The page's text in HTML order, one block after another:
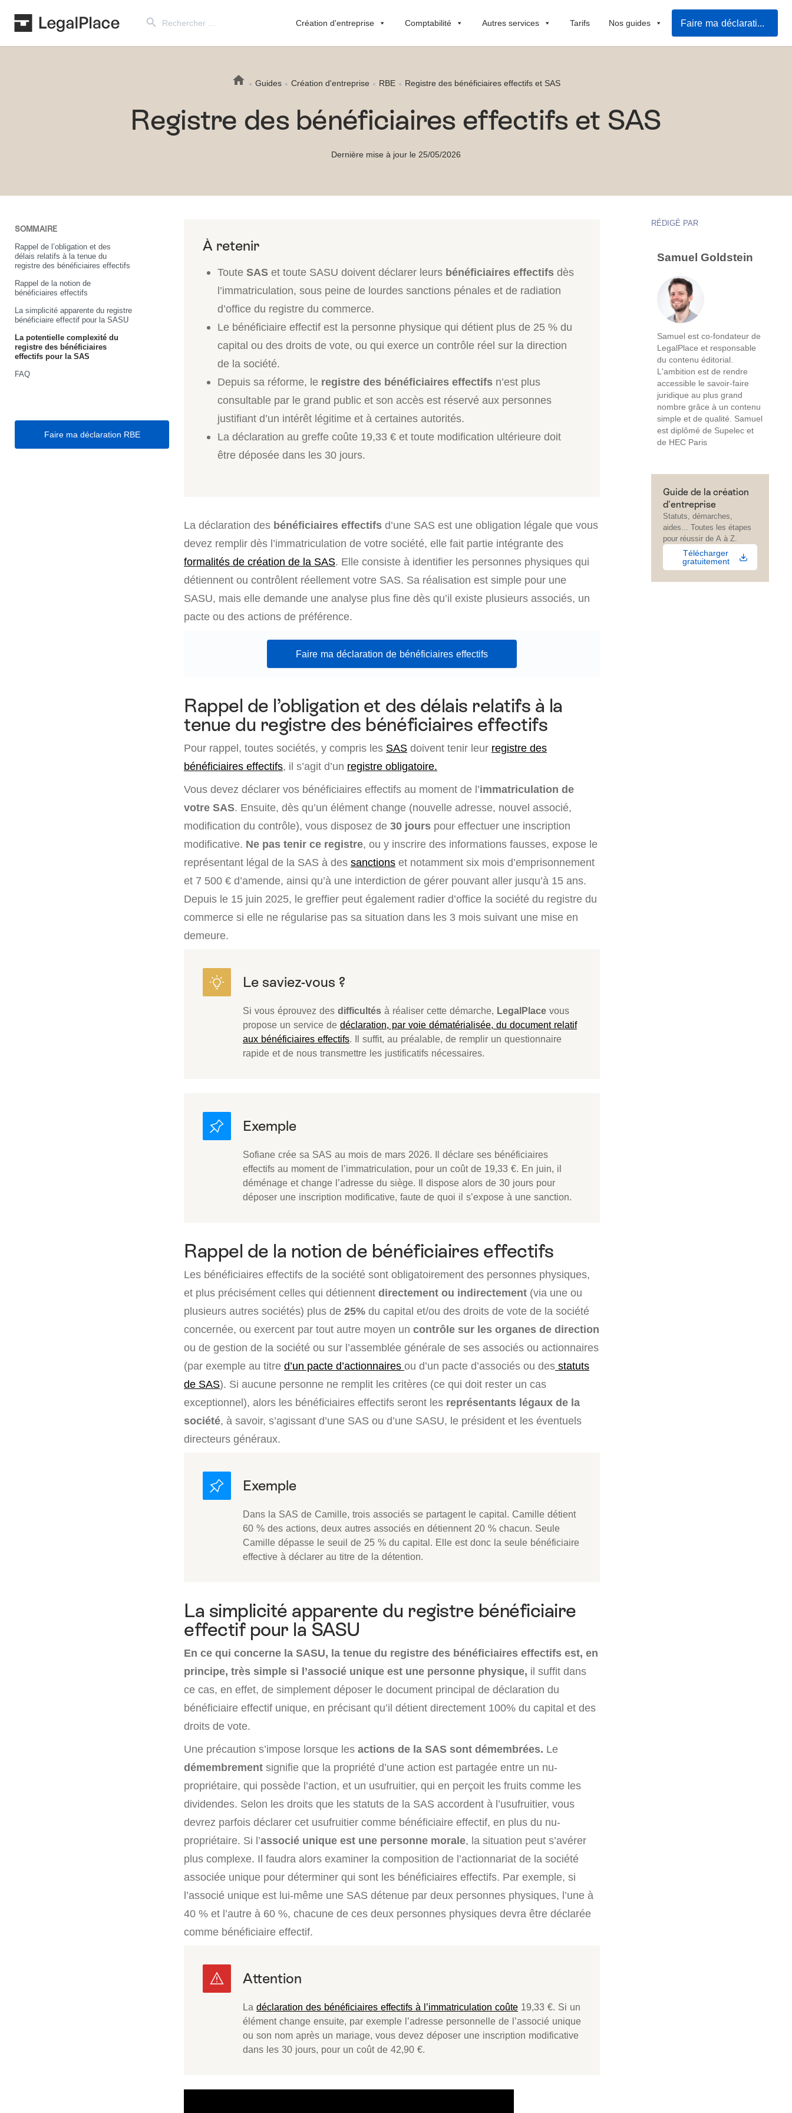
for:
Création d'entreprise Comptabilité Autres services Tarifs Nos guides Faire ma déclaration RBE
Guides Création d'entreprise RBE Registre des bénéficiaires effectifs et SAS
Registre des bénéficiaires effectifs et SAS
Dernière mise à jour le 25/05/2026
SOMMAIRE
Rappel de l’obligation et des
délais relatifs à la tenue du
registre des bénéficiaires effectifs
Rappel de la notion de
bénéficiaires effectifs
La simplicité apparente du registre
bénéficiaire effectif pour la SASU
La potentielle complexité du
registre des bénéficiaires
effectifs pour la SAS
FAQ
Faire ma déclaration RBE
Toute SAS et toute SASU doivent déclarer leurs bénéficiaires effectifs dès
l’immatriculation, sous peine de lourdes sanctions pénales et de radiation
d’office du registre du commerce.
Le bénéficiaire effectif est la personne physique qui détient plus de 25 % du
capital ou des droits de vote, ou qui exerce un contrôle réel sur la direction
de la société.
Depuis sa réforme, le registre des bénéficiaires effectifs n’est plus
consultable par le grand public et son accès est réservé aux personnes
justifiant d’un intérêt légitime et à certaines autorités.
La déclaration au greffe coûte 19,33 € et toute modification ultérieure doit
être déposée dans les 30 jours.
La déclaration des bénéficiaires effectifs d’une SAS est une obligation légale que vous
devez remplir dès l’immatriculation de votre société, elle fait partie intégrante des
formalités de création de la SAS. Elle consiste à identifier les personnes physiques qui
détiennent ou contrôlent réellement votre SAS. Sa réalisation est simple pour une
SASU, mais elle demande une analyse plus fine dès qu’il existe plusieurs associés, un
pacte ou des actions de préférence.
Faire ma déclaration de bénéficiaires effectifs
Rappel de l’obligation et des délais relatifs à la
tenue du registre des bénéficiaires effectifs
Pour rappel, toutes sociétés, y compris les SAS doivent tenir leur registre des
bénéficiaires effectifs, il s’agit d’un registre obligatoire.
Vous devez déclarer vos bénéficiaires effectifs au moment de l’immatriculation de
votre SAS. Ensuite, dès qu’un élément change (nouvelle adresse, nouvel associé,
modification du contrôle), vous disposez de 30 jours pour effectuer une inscription
modificative. Ne pas tenir ce registre, ou y inscrire des informations fausses, expose le
représentant légal de la SAS à des sanctions et notamment six mois d’emprisonnement
et 7 500 € d’amende, ainsi qu’à une interdiction de gérer pouvant aller jusqu’à 15 ans.
Depuis le 15 juin 2025, le greffier peut également radier d’office la société du registre du
commerce si elle ne régularise pas sa situation dans les 3 mois suivant une mise en
demeure.
Si vous éprouvez des difficultés à réaliser cette démarche, LegalPlace vous
propose un service de déclaration, par voie dématérialisée, du document relatif
aux bénéficiaires effectifs. Il suffit, au préalable, de remplir un questionnaire
rapide et de nous transmettre les justificatifs nécessaires.
Sofiane crée sa SAS au mois de mars 2026. Il déclare ses bénéficiaires
effectifs au moment de l’immatriculation, pour un coût de 19,33 €. En juin, il
déménage et change l’adresse du siège. Il dispose alors de 30 jours pour
déposer une inscription modificative, faute de quoi il s’expose à une sanction.
Rappel de la notion de bénéficiaires effectifs
Les bénéficiaires effectifs de la société sont obligatoirement des personnes physiques,
et plus précisément celles qui détiennent directement ou indirectement (via une ou
plusieurs autres sociétés) plus de 25% du capital et/ou des droits de vote de la société
concernée, ou exercent par tout autre moyen un contrôle sur les organes de direction
ou de gestion de la société ou sur l’assemblée générale de ses associés ou actionnaires
(par exemple au titre d’un pacte d’actionnaires ou d’un pacte d’associés ou des statuts
de SAS). Si aucune personne ne remplit les critères (ce qui doit rester un cas
exceptionnel), alors les bénéficiaires effectifs seront les représentants légaux de la
société, à savoir, s’agissant d’une SAS ou d’une SASU, le président et les éventuels
directeurs généraux.
Dans la SAS de Camille, trois associés se partagent le capital. Camille détient
60 % des actions, deux autres associés en détiennent 20 % chacun. Seule
Camille dépasse le seuil de 25 % du capital. Elle est donc la seule bénéficiaire
effective à déclarer au titre de la détention.
La simplicité apparente du registre bénéficiaire
effectif pour la SASU
En ce qui concerne la SASU, la tenue du registre des bénéficiaires effectifs est, en
principe, très simple si l’associé unique est une personne physique, il suffit dans
ce cas, en effet, de simplement déposer le document principal de déclaration du
bénéficiaire effectif unique, en précisant qu’il détient directement 100% du capital et des
droits de vote.
Une précaution s’impose lorsque les actions de la SAS sont démembrées. Le
démembrement signifie que la propriété d’une action est partagée entre un nu-
propriétaire, qui possède l’action, et un usufruitier, qui en perçoit les fruits comme les
dividendes. Selon les droits que les statuts de la SAS accordent à l’usufruitier, vous
devrez parfois déclarer cet usufruitier comme bénéficiaire effectif, en plus du nu-
propriétaire. Si l’associé unique est une personne morale, la situation peut s’avérer
plus complexe. Il faudra alors examiner la composition de l’actionnariat de la société
associée unique pour déterminer qui sont les bénéficiaires effectifs. Par exemple, si
l’associé unique est lui-même une SAS détenue par deux personnes physiques, l’une à
40 % et l’autre à 60 %, chacune de ces deux personnes physiques devra être déclarée
comme bénéficiaire effectif.
La déclaration des bénéficiaires effectifs à l’immatriculation coûte 19,33 €. Si un
élément change ensuite, par exemple l’adresse personnelle de l’associé unique
ou son nom après un mariage, vous devez déposer une inscription modificative
dans les 30 jours, pour un coût de 42,90 €.
RÉDIGÉ PAR
Samuel Goldstein
Samuel est co-fondateur de
LegalPlace et responsable
du contenu éditorial.
L'ambition est de rendre
accessible le savoir-faire
juridique au plus grand
nombre grâce à un contenu
simple et de qualité. Samuel
est diplômé de Supelec et
de HEC Paris
Guide de la création
d'entreprise
Statuts, démarches,
aides... Toutes les étapes
pour réussir de A à Z.
Télécharger
gratuitement